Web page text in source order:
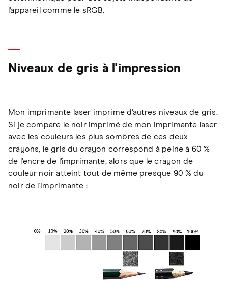
l'appareil comme le sRGB.
Niveaux de gris à l'impression
Mon imprimante laser imprime d'autres niveaux de gris.
Si je compare le noir imprimé de mon imprimante laser
avec les couleurs les plus sombres de ces deux
crayons, le gris du crayon correspond à peine à 60 %
de l'encre de l'imprimante, alors que le crayon de
couleur noir atteint tout de même presque 90 % du
noir de l'imprimante :